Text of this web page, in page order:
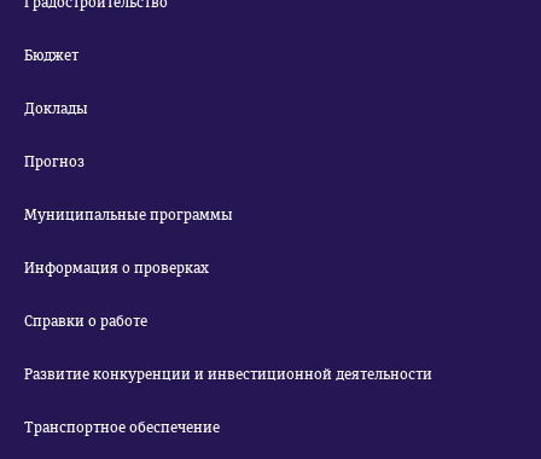
Бюджет
Доклады
Прогноз
Муниципальные программы
Информация о проверках
Справки о работе
Развитие конкуренции и инвестиционной деятельности
Транспортное обеспечение